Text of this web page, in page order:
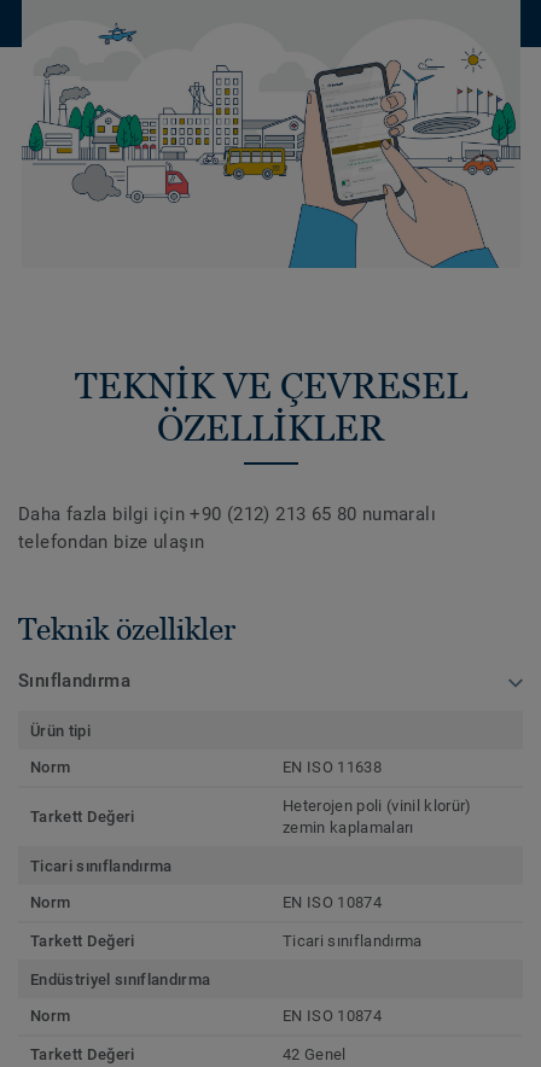
TEKNİK VE ÇEVRESEL
ÖZELLİKLER
Daha fazla bilgi için +90 (212) 213 65 80 numaralı
telefondan bize ulaşın
Teknik özellikler
Sınıflandırma
Ürün tipi
Norm
EN ISO 11638
Tarkett Değeri
Heterojen poli (vinil klorür)
zemin kaplamaları
Ticari sınıflandırma
Norm
EN ISO 10874
Tarkett Değeri Ticari sınıflandırma
Endüstriyel sınıflandırma
Norm
EN ISO 10874
Tarkett Değeri 42 Genel